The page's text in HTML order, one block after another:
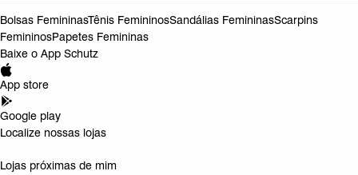
Bolsas FemininasTênis FemininosSandálias FemininasScarpins
FemininosPapetes Femininas
Baixe o App Schutz
App store
Google play
Localize nossas lojas
Lojas próximas de mim